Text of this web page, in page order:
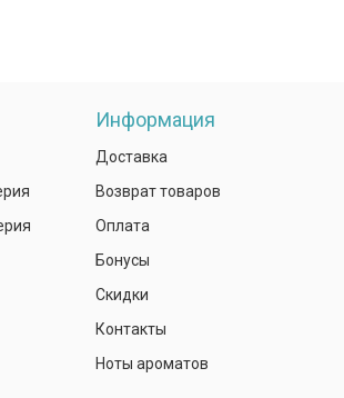
Информация
Доставка
Возврат товаров
Оплата
Бонусы
Скидки
Контакты
Ноты ароматов